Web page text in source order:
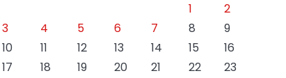
1
2
3
4 5 6 7 8
9
10
11 12 13 14 15
16
17
18 19 20 21 22
23